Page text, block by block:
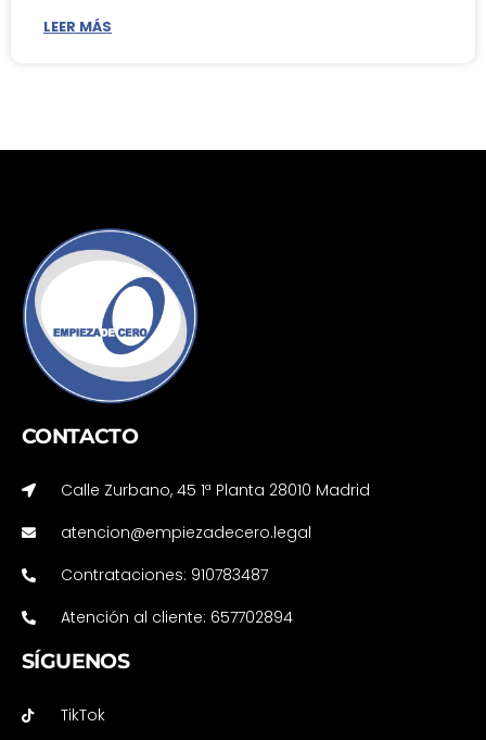
LEER MÁS
CONTACTO
Calle Zurbano, 45 1ª Planta 28010 Madrid
atencion@empiezadecero.legal
Contrataciones: 910783487
Atención al cliente: 657702894
SÍGUENOS
TikTok